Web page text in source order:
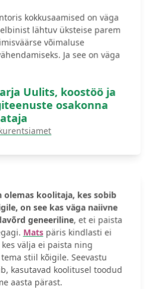
kokkusaamised on väga
lähtuv üksteise parem
võimaluse
Ja see on väga
Uulits, koostöö ja
osakonna
olemas koolitaja, kes sobib
on see kas väga naiivne
geneeriline, et ei paista
Matspäris kindlasti ei
välja ei paista ning
stiil kõigile. Seevastu
kasutavad koolitusel toodud
aasta pärast.